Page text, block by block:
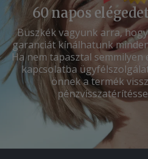
60 napos
Büszkék vagyunk arra,
garanciát kínálhatunk
Ha nem tapasztal
kapcsolatba
önnek a termék